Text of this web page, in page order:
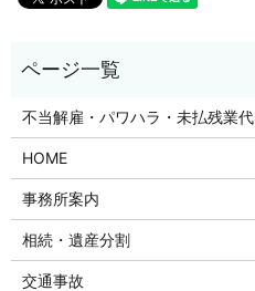
不当解雇・パワハラ・未払残業代
HOME
事務所案内
相続・遺産分割
交通事故